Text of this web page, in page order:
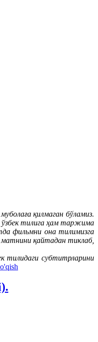
қилмаган бўламиз.
ўзбек тилига ҳам таржима
фильмни она тилимизга
матнини қайтадан тиклаб,
тилидаги субтитрларини